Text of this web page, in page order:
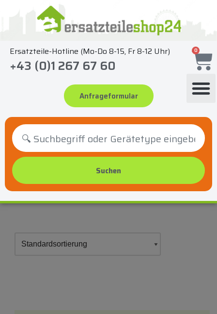
springen
Ersatzteile-Hotline (Mo-Do 8-15, Fr 8-12 Uhr)
+43 (0)1 267 67 60
Anfrageformular
0